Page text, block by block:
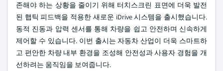
존해야 하는 상황을 줄이기 위해 터치스크린 표면에 더욱 발전
된 햅틱 피드백을 적용한 새로운 iDrive 시스템을 출시했습니다.
동적 진동과 압력 센서를 통해 차량을 쉽고 안전하며 신속하게
제어할 수 있습니다. 이번 출시는 자동차 산업이 더욱 스마트하
고 편안한 차량 내부 환경을 조성해 안전성과 사용자 경험을 개
선하려는 움직임을 보여줍니다.